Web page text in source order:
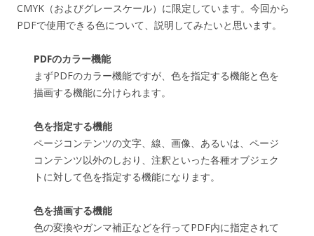
CMYK（およびグレースケール）に限定しています。今回から
PDFで使用できる色について、説明してみたいと思います。
PDFのカラー機能
まずPDFのカラー機能ですが、色を指定する機能と色を
描画する機能に分けられます。
色を指定する機能
ページコンテンツの文字、線、画像、あるいは、ページ
コンテンツ以外のしおり、注釈といった各種オブジェク
トに対して色を指定する機能になります。
色を描画する機能
色の変換やガンマ補正などを行ってPDF内に指定されて